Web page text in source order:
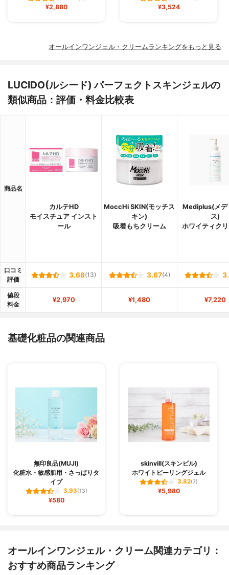
¥2,880 ¥3,524
オールインワンジェル・クリームランキングをもっと見る
LUCIDO(ルシード) パーフェクトスキンジェルの
類似商品：評価・料金比較表
商品名
カルテHD
モイスチュア インスト
ール
MoccHi SKIN(モッチス
キン)
吸着もちクリーム
Mediplus(メデ
ス)
ホワイティク
口コミ
評価
3.68(13) 3.67(4)
値段
料金
¥2,970 ¥1,480 ¥7,220
基礎化粧品の関連商品
無印良品(MUJI)
化粧水・敏感肌用・さっぱりタ
イプ
3.93(13)
¥580
skinvill(スキンビル)
ホワイトピーリングジェル
3.82(7)
¥5,980
オールインワンジェル・クリーム関連カテゴリ：
おすすめ商品ランキング